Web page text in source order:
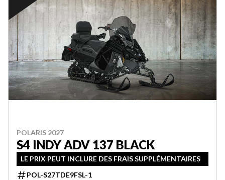
POLARIS 2027
S4 INDY ADV 137 BLACK
LE PRIX PEUT INCLURE DES FRAIS SUPPLÉMENTAIRES
POL-S27TDE9FSL-1